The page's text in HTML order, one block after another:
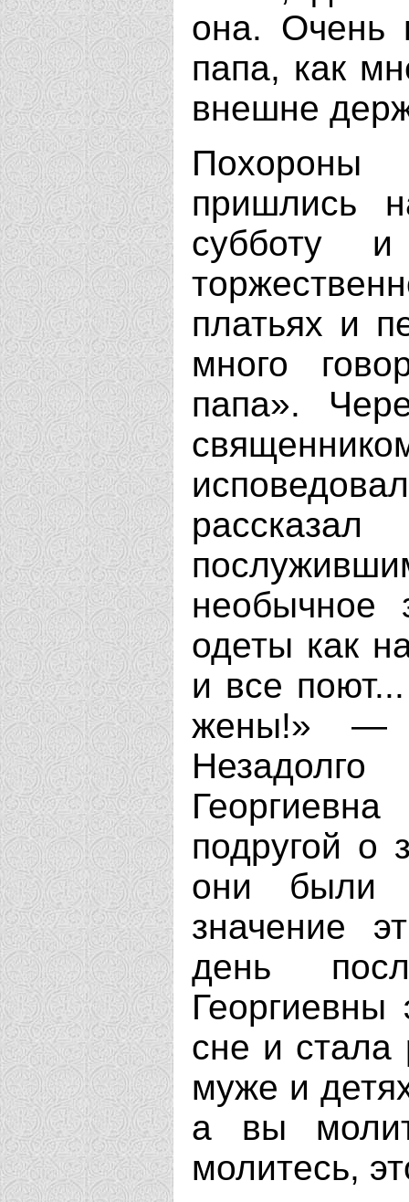
она. Очень
папа, как
внешне
Похороны
пришлись
субботу и
платьях и
много
папа».
необычное
одеты как
и все
жены!» —
подругой о
они были
значение
день
сне и стала
муже и
а вы
молитесь,